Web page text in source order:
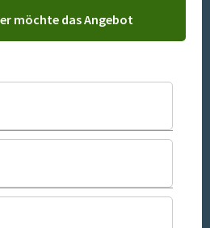
möchte das Angebot